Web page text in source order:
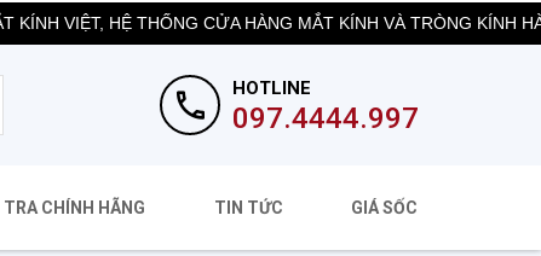
HỆ THỐNG CỬA HÀNG MẮT KÍNH VÀ TRÒNG KÍNH HÀNG
HOTLINE
097.4444.997
TRA CHÍNH HÃNG TIN TỨC GIÁ SỐC